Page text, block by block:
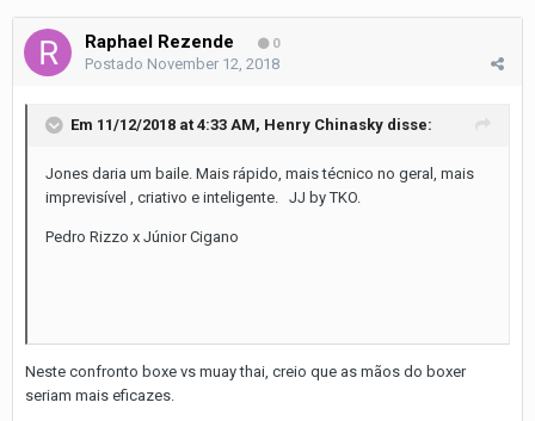
Raphael Rezende 0
Postado November 12, 2018
Em 11/12/2018 at 4:33 AM, Henry Chinasky disse:
Jones daria um baile. Mais rápido, mais técnico no geral, mais
imprevisível , criativo e inteligente. JJ by TKO.
Pedro Rizzo x Júnior Cigano
Neste confronto boxe vs muay thai, creio que as mãos do boxer
seriam mais eficazes.